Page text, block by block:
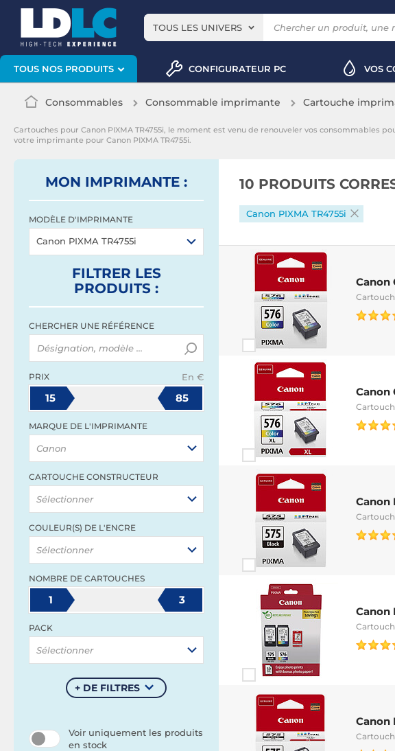
TOUS LES UNIVERS
TOUS NOS PRODUITS CONFIGURATEUR PC VOS
Consommables Consommable imprimante Cartouche
Cartouches pour Canon PIXMA TR4755i, le moment est venu de renouveler vos consommables
votre imprimante pour Canon PIXMA TR4755i.
MON IMPRIMANTE :
MODÈLE D'IMPRIMANTE
Canon PIXMA TR4755i
FILTRER LES
PRODUITS :
CHERCHER UNE RÉFÉRENCE
PRIX En €
15 85
MARQUE DE L'IMPRIMANTE
Canon
CARTOUCHE CONSTRUCTEUR
Sélectionner
COULEUR(S) DE L'ENCRE
Sélectionner
NOMBRE DE CARTOUCHES
1 3
PACK
Sélectionner
+ DE FILTRES
Voir uniquement les produits
en stock
10 PRODUITS
Canon PIXMA TR4755i
Canon
Canon
Canon
Canon
Canon